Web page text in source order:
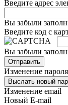
Введите адрес
Вы забыли
Введите код с
Вы забыли
Отправить
Изменение пароля
Выслать новый
Изменение email
Новый E-mail